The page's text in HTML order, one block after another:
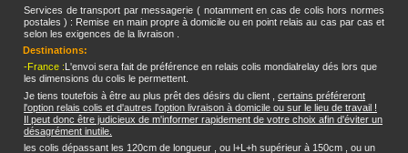
Services de transport par messagerie ( notamment en cas de colis hors normes
postales ) : Remise en main propre à domicile ou en point relais au cas par cas et
selon les exigences de la livraison .
Destinations:
-France : L'envoi sera fait de préférence en relais colis mondialrelay dés lors que
les dimensions du colis le permettent.
Je tiens toutefois à être au plus prêt des désirs du client ,certains préféreront
l'option relais colis et d'autres l'option livraison à domicile ou sur le lieu de travail !
Il peut donc être judicieux de m'informer rapidement de votre choix afin d'éviter un
désagrément inutile.
les colis dépassant les 120cm de longueur , ou l+L+h supérieur à 150cm , ou un